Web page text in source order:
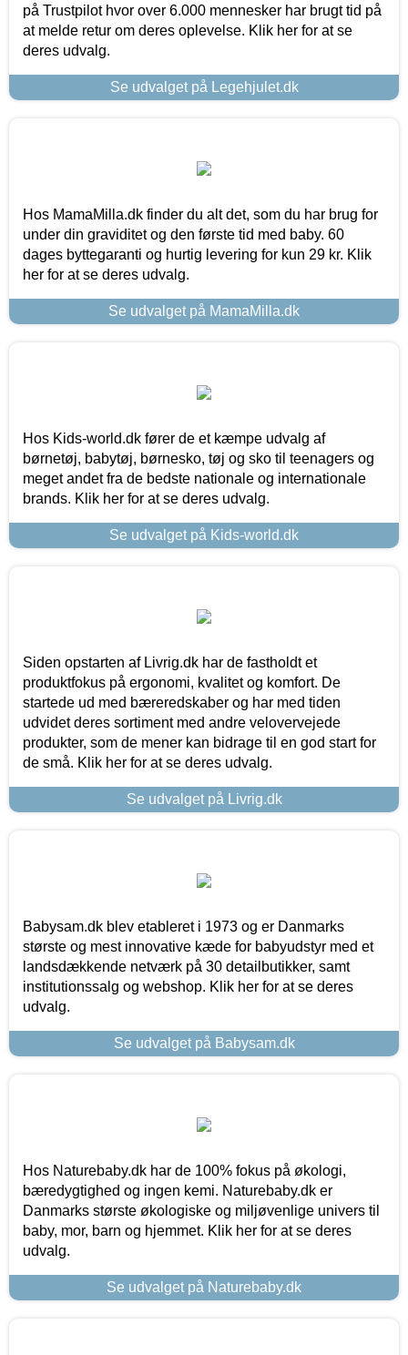
på Trustpilot hvor over 6.000 mennesker har brugt tid på
at melde retur om deres oplevelse. Klik her for at se
deres udvalg.
Se udvalget på Legehjulet.dk
Hos MamaMilla.dk finder du alt det, som du har brug for
under din graviditet og den første tid med baby. 60
dages byttegaranti og hurtig levering for kun 29 kr. Klik
her for at se deres udvalg.
Se udvalget på MamaMilla.dk
Hos Kids-world.dk fører de et kæmpe udvalg af
børnetøj, babytøj, børnesko, tøj og sko til teenagers og
meget andet fra de bedste nationale og internationale
brands. Klik her for at se deres udvalg.
Se udvalget på Kids-world.dk
Siden opstarten af Livrig.dk har de fastholdt et
produktfokus på ergonomi, kvalitet og komfort. De
startede ud med bæreredskaber og har med tiden
udvidet deres sortiment med andre velovervejede
produkter, som de mener kan bidrage til en god start for
de små. Klik her for at se deres udvalg.
Se udvalget på Livrig.dk
Babysam.dk blev etableret i 1973 og er Danmarks
største og mest innovative kæde for babyudstyr med et
landsdækkende netværk på 30 detailbutikker, samt
institutionssalg og webshop. Klik her for at se deres
udvalg.
Se udvalget på Babysam.dk
Hos Naturebaby.dk har de 100% fokus på økologi,
bæredygtighed og ingen kemi. Naturebaby.dk er
Danmarks største økologiske og miljøvenlige univers til
baby, mor, barn og hjemmet. Klik her for at se deres
udvalg.
Se udvalget på Naturebaby.dk